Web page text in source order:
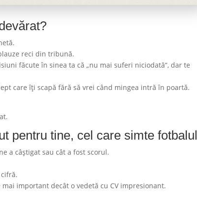
reci din tribună.
făcute în sinea ta că „nu mai suferi niciodată”, dar te
care îți scapă fără să vrei când mingea intră în poartă.
pentru tine, cel care simte fotbalul
a câștigat sau cât a fost scorul.
important decât o vedetă cu CV impresionant.